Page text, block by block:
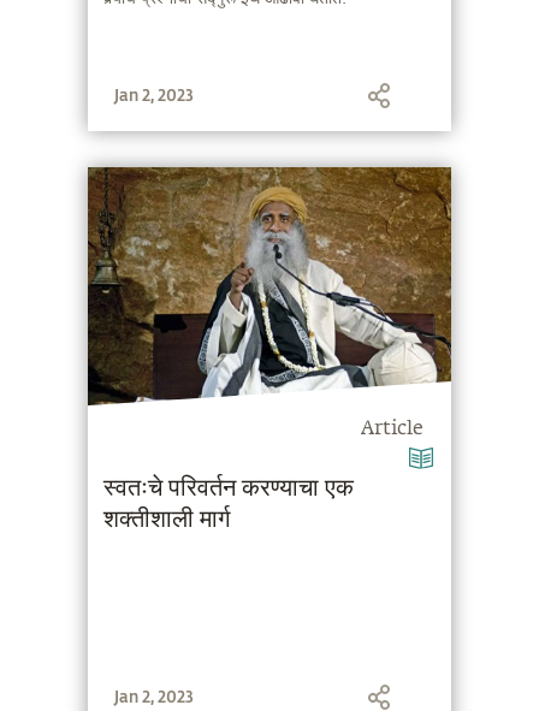
Jan 2, 2023
Article
स्वतःचे परिवर्तन करण्याचा एक
शक्तीशाली मार्ग
Jan 2, 2023